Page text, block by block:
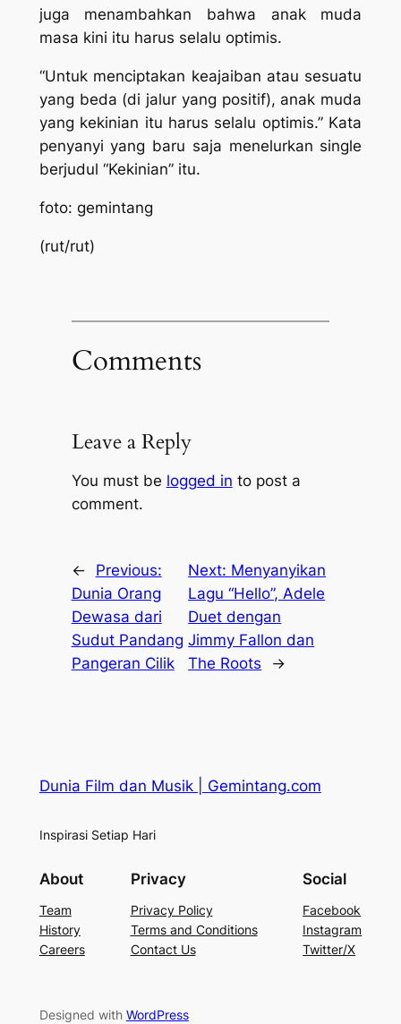
juga menambahkan bahwa anak muda
masa kini itu harus selalu optimis.
“Untuk menciptakan keajaiban atau sesuatu
yang beda (di jalur yang positif), anak muda
yang kekinian itu harus selalu optimis.” Kata
penyanyi yang baru saja menelurkan single
berjudul “Kekinian” itu.
foto: gemintang
(rut/rut)
Comments
Leave a Reply
You must be logged in to post a
comment.
←
Previous:
Dunia Orang
Dewasa dari
Sudut Pandang
Pangeran Cilik
Next: Menyanyikan
Lagu “Hello”, Adele
Duet dengan
Jimmy Fallon dan
The Roots
→
Dunia Film dan Musik | Gemintang.com
Inspirasi Setiap Hari
About
Team
History
Careers
Privacy
Privacy Policy
Terms and Conditions
Contact Us
Social
Facebook
Instagram
Twitter/X
Designed with WordPress